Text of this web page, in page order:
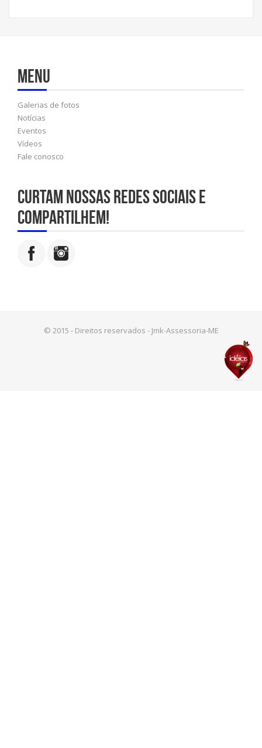
Menu
Galerias de fotos
Notícias
Eventos
Vídeos
Fale conosco
Curtam nossas redes sociais e
compartilhem!
© 2015 - Direitos reservados - Jmk-Assessoria-ME